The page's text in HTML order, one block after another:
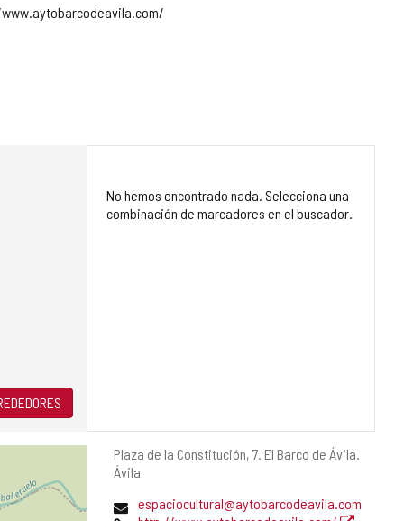
www.aytobarcodeavila.com/
Dirección
postal
Plaza de la Constitución, 7. El Barco de Ávila.
Ávila
Dirección
espaciocultural@aytobarcodeavila.com
No hemos encontrado nada. Selecciona una
combinación de marcadores en el buscador.